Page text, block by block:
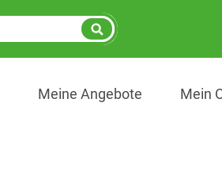
Meine Angebote Mein